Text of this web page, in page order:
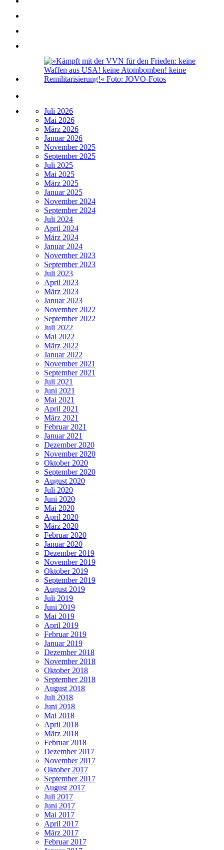
Juli 2026
Mai 2026
März 2026
Januar 2026
November 2025
September 2025
Juli 2025
Mai 2025
März 2025
Januar 2025
November 2024
September 2024
Juli 2024
April 2024
März 2024
Januar 2024
November 2023
September 2023
Juli 2023
April 2023
März 2023
Januar 2023
November 2022
September 2022
Juli 2022
Mai 2022
März 2022
Januar 2022
November 2021
September 2021
Juli 2021
Juni 2021
Mai 2021
April 2021
März 2021
Februar 2021
Januar 2021
Dezember 2020
November 2020
Oktober 2020
September 2020
August 2020
Juli 2020
Juni 2020
Mai 2020
April 2020
März 2020
Februar 2020
Januar 2020
Dezember 2019
November 2019
Oktober 2019
September 2019
August 2019
Juli 2019
Juni 2019
Mai 2019
April 2019
Februar 2019
Januar 2019
Dezember 2018
November 2018
Oktober 2018
September 2018
August 2018
Juli 2018
Juni 2018
Mai 2018
April 2018
März 2018
Februar 2018
Dezember 2017
November 2017
Oktober 2017
September 2017
August 2017
Juli 2017
Juni 2017
Mai 2017
April 2017
März 2017
Februar 2017